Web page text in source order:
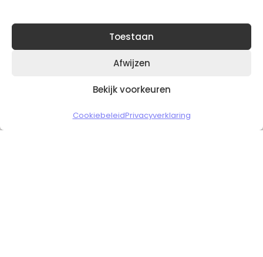
Toestaan
Afwijzen
Bekijk voorkeuren
CookiebeleidPrivacyverklaring